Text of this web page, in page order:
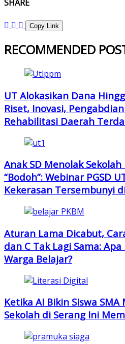
SHARE
Copy Link
RECOMMENDED
UT Alokasikan Dana
Riset, Inovasi,
Rehabilitasi Daerah
Anak SD Menolak
“Bodoh”: Webinar PGSD
Kekerasan Tersembunyi
Aturan Lama Dicabut,
dan C Tak Lagi Sama:
Warga Belajar?
Ketika AI Bikin Siswa SMA
Sekolah di Serang Ini